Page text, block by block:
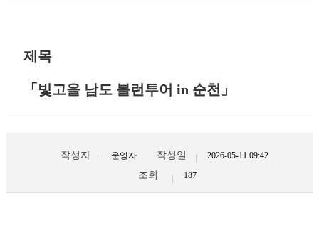
제목
「빛고을 남도 볼런투어 in 순천」
작성자 운영자 작성일 2026-05-11 09:42
조회 187